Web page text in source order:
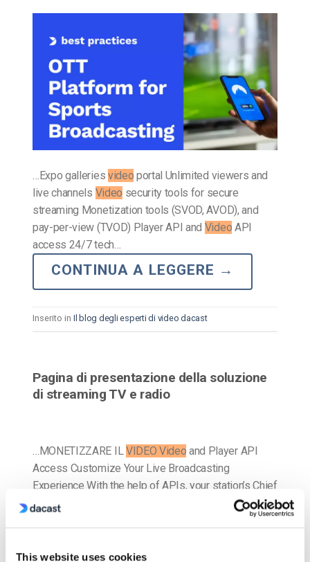
This website uses cookies
…Expo galleries video portal Unlimited viewers and
live channels Video security tools for secure
streaming Monetization tools (SVOD, AVOD), and
pay-per-view (TVOD) Player API and Video API
access 24/7 tech…
CONTINUA A LEGGERE →
Inserito in Il blog degli esperti di video dacast
Pagina di presentazione della soluzione
di streaming TV e radio
…MONETIZZARE ILVIDEO Video and Player API
Access Customize Your Live Broadcasting
Experience With the help of APIs, your station’s Chief
Engineer can customize your
player and your